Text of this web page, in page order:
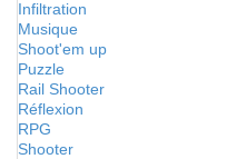
Infiltration
Musique
Shoot'em up
Puzzle
Rail Shooter
Réflexion
RPG
Shooter